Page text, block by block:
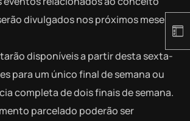
divulgados nos próximos meses.
disponíveis a partir desta sexta-
para um único final de semana ou
completa de dois finais de semana.
parcelado poderão ser